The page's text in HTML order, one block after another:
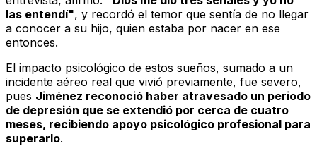
las entendí", y recordó el temor que sentía de no llegar
a conocer a su hijo, quien estaba por nacer en ese
entonces.
El impacto psicológico de estos sueños, sumado a un
incidente aéreo real que vivió previamente, fue severo,
pues Jiménez reconoció haber atravesado un periodo
de depresión que se extendió por cerca de cuatro
meses, recibiendo apoyo psicológico profesional para
superarlo.